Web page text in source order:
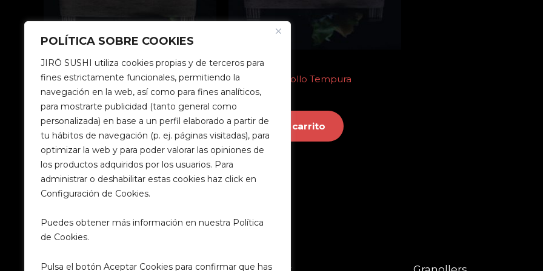
POLÍTICA SOBRE COOKIES
JIRŌ SUSHI utiliza cookies propias y de terceros para
fines estrictamente funcionales, permitiendo la
navegación en la web, así como para fines analíticos,
para mostrarte publicidad (tanto general como
personalizada) en base a un perfil elaborado a partir de
tu hábitos de navegación (p. ej. páginas visitadas), para
optimizar la web y para poder valorar las opiniones de
los productos adquiridos por los usuarios. Para
administrar o deshabilitar estas cookies haz click en
Configuración de Cookies.
Puedes obtener más información en nuestra Política
de Cookies.
Pulsa el botón Aceptar Cookies para confirmar que has
Temaki
119. Temaki Surimi
3,30€
Añadir al carrito
Temaki
120. Temaki Pollo Tempura
3,30€
Añadir al carrito